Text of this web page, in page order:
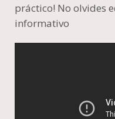
práctico! No olvides
informativo